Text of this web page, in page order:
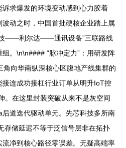
求爆发的环境变动感到心力胶着
动之时，中国首批硬核企业踏上属
技——利尔达——通讯设备”三联路线
。\n\n#### “脉冲定力”：用研发阵
向华南纵深核心区腹地产线集群的
连成功接杠行业订单从明升IoT控
。在这里封装突破从来不是灰空间
道迭代驱动单元。先芯科技多所南
存储延迟不等于泛信号层非在拓扑
净到核心路径零误差。无疑高端率